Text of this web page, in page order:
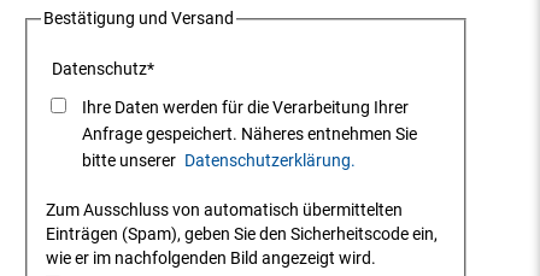
Bestätigung und Versand
Datenschutz*
Ihre Daten werden für die Verarbeitung Ihrer
Anfrage gespeichert. Näheres entnehmen Sie
bitte unserer Datenschutzerklärung.
Zum Ausschluss von automatisch übermittelten
Einträgen (Spam), geben Sie den Sicherheitscode ein,
wie er im nachfolgenden Bild angezeigt wird.